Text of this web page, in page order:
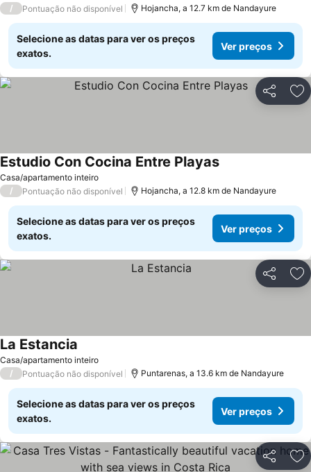
/ Pontuação não disponível Hojancha, a 12.7 km de Nandayure
Selecione as datas para ver os preços
exatos.
Ver preços
Partilhar
Casa/apartamento inteiro
Estudio Con Cocina Entre PlayasVer preços
/ Pontuação não disponível Hojancha, a 12.8 km de Nandayure
Selecione as datas para ver os preços
exatos.
Ver preços
Partilhar
Casa/apartamento inteiro
La Estancia
/ Pontuação não disponível Puntarenas, a 13.6 km de Nandayure
Selecione as datas para ver os preços
exatos.
Ver preços
Partilhar